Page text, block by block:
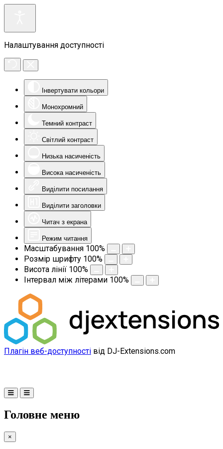
Налаштування доступності
Інвертувати кольори
Монохромний
Темний контраст
Світлий контраст
Низька насиченість
Висока насиченість
Виділити посилання
Виділити заголовки
Читач з екрана
Режим читання
Масштабування 100%
Розмір шрифту 100%
Висота лінії 100%
Інтервал між літерами 100%
Плагін веб-доступності від DJ-Extensions.com
Головне меню
×